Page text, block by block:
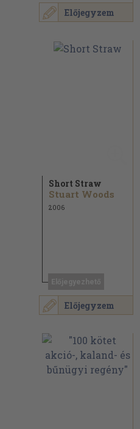
Előjegyzem
Előjegyzem
Short Straw
Stuart Woods
2006